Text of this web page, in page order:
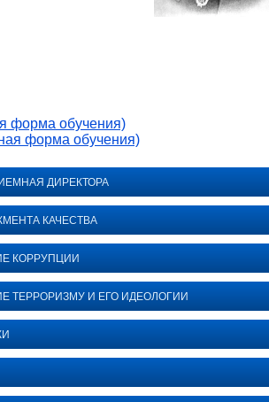
форма обучения)
форма обучения)
ДИРЕКТОРА
КАЧЕСТВА
КОРРУПЦИИ
ТЕРРОРИЗМУ И ЕГО ИДЕОЛОГИИ